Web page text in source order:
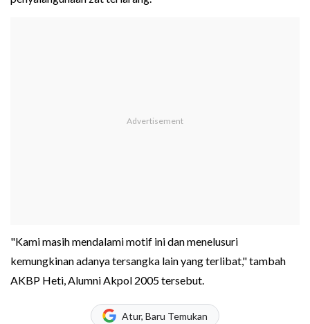
"Kami masih mendalami motif ini dan menelusuri
kemungkinan adanya tersangka lain yang terlibat," tambah
AKBP Heti, Alumni Akpol 2005 tersebut.
Atur, Baru Temukan